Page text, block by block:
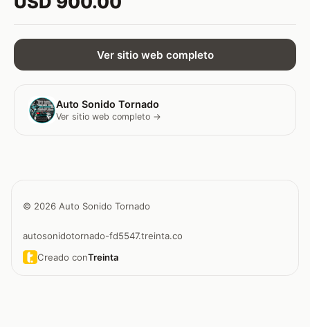
Ver sitio web completo
Auto Sonido Tornado
Ver sitio web completo →
© 2026 Auto Sonido Tornado
autosonidotornado-fd5547.treinta.co
Creado conTreinta